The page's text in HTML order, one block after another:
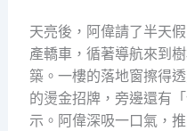
天亮後，阿偉請了半天
產轎車，循著導航來到
築。一樓的落地窗擦得
的燙金招牌，旁邊還有
示。阿偉深吸一口氣，